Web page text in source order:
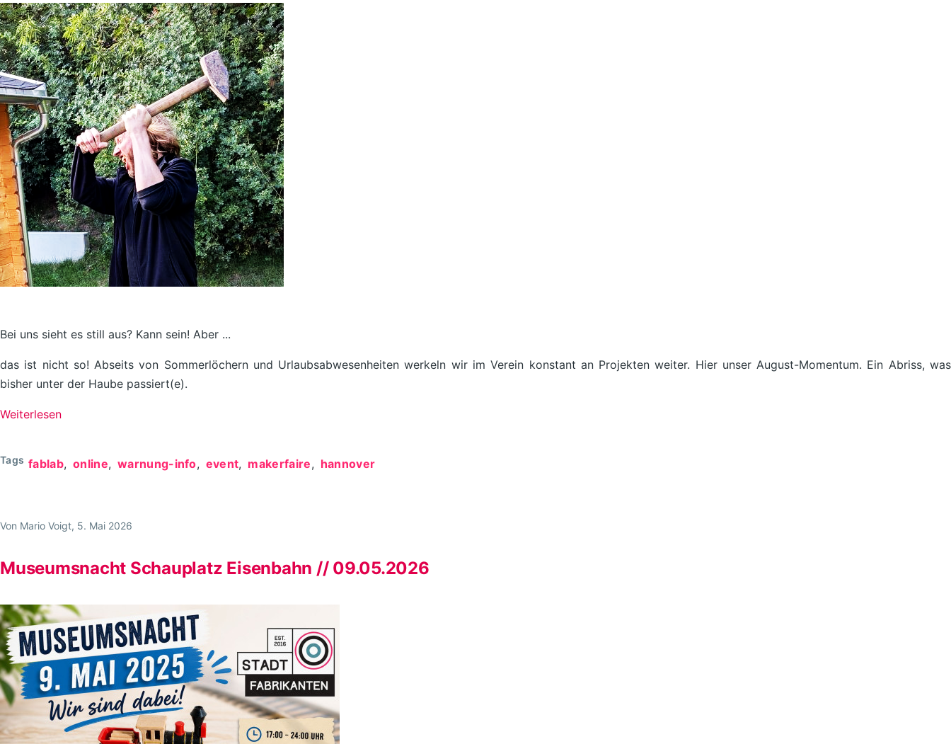
Bei uns sieht es still aus? Kann sein! Aber ...
das ist nicht so! Abseits von Sommerlöchern und Urlaubsabwesenheiten werkeln wir im Verein konstant an Projekten weiter. Hier unser August-Momentum. Ein Abriss, was
bisher unter der Haube passiert(e).
Weiterlesen
das:
in
Stadtwirtschaft,
Umfeld
Tags fablab online warnung-info event makerfaire hannover
Von Mario Voigt , 5. Mai 2026
Museumsnacht Schauplatz Eisenbahn // 09.05.2026